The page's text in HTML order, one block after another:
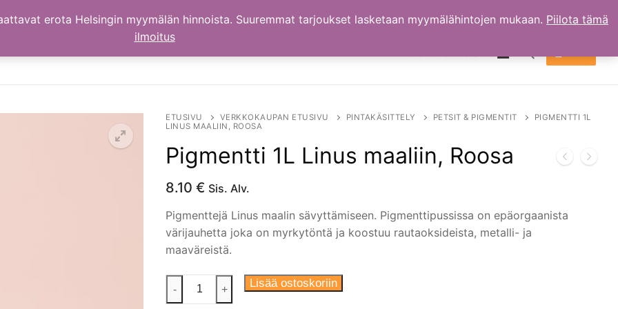
Hae:
ETUSIVU VERKKOKAUPAN ETUSIVU PINTAKÄSITTELY PETSIT & PIGMENTIT
PIGMENTTI 1L
LINUS MAALIIN, ROOSA
Pigmentti 1L Linus maaliin, Roosa
8.10 € Sis. Alv.
Pigmenttejä Linus maalin sävyttämiseen. Pigmenttipussissa on epäorgaanista
värijauhetta joka on myrkytöntä ja koostuu rautaoksideista, metalli- ja
maaväreistä.
Pigmentti
1L
- + Lisää ostoskoriin
erota Helsingin myymälän hinnoista. Suuremmat tarjoukset lasketaan myymälähintojen mukaan. Piilota tämä
ilmoitus